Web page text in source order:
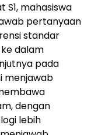
mahasiswa
pertanyaan
standar
dalam
pada
menjawab
dengan
lebih